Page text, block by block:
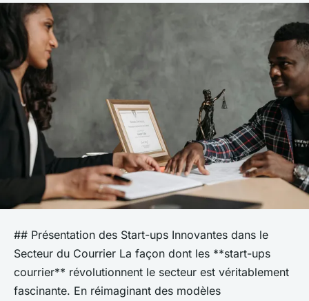
## Présentation des Start-ups Innovantes dans le
Secteur du Courrier La façon dont les **start-ups
courrier** révolutionnent le secteur est véritablement
fascinante. En réimaginant des modèles